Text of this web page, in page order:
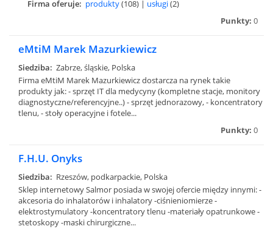
Firma oferuje: produkty(108) | usługi(2)
Punkty: 0
eMtiM Marek Mazurkiewicz
Siedziba: Zabrze, śląskie, Polska
Firma eMtiM Marek Mazurkiewicz dostarcza na rynek takie
produkty jak: - sprzęt IT dla medycyny (kompletne stacje, monitory
diagnostyczne/referencyjne..) - sprzęt jednorazowy, - koncentratory
tlenu, - stoły operacyjne i fotele...
Punkty: 0
F.H.U. Onyks
Siedziba: Rzeszów, podkarpackie, Polska
Sklep internetowy Salmor posiada w swojej ofercie między innymi: -
akcesoria do inhalatorów i inhalatory -ciśnieniomierze -
elektrostymulatory -koncentratory tlenu -materiały opatrunkowe -
stetoskopy -maski chirurgiczne...